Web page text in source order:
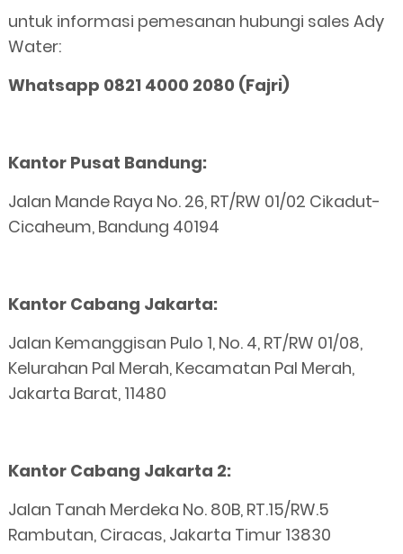
untuk informasi pemesanan hubungi sales Ady
Water:
Whatsapp 0821 4000 2080 (Fajri)
Kantor Pusat Bandung:
Jalan Mande Raya No. 26, RT/RW 01/02 Cikadut-
Cicaheum, Bandung 40194
Kantor Cabang Jakarta:
Jalan Kemanggisan Pulo 1, No. 4, RT/RW 01/08,
Kelurahan Pal Merah, Kecamatan Pal Merah,
Jakarta Barat, 11480
Kantor Cabang Jakarta 2:
Jalan Tanah Merdeka No. 80B, RT.15/RW.5
Rambutan, Ciracas, Jakarta Timur 13830